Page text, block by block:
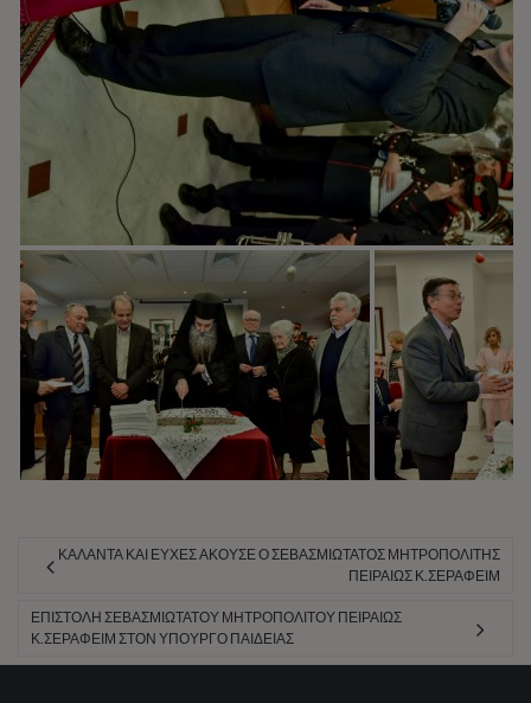
ΚΆΛΑΝΤΑ ΚΑΙ ΕΥΧΈΣ ΆΚΟΥΣΕ Ο ΣΕΒΑΣΜΙΏΤΑΤΟΣ ΜΗΤΡΟΠΟΛΊΤΗΣ
ΠΕΙΡΑΙΏΣ Κ.ΣΕΡΑΦΕΊΜ
ΕΠΙΣΤΟΛΉ ΣΕΒΑΣΜΙΩΤΆΤΟΥ ΜΗΤΡΟΠΟΛΊΤΟΥ ΠΕΙΡΑΙΏΣ
Κ.ΣΕΡΑΦΕΊΜ ΣΤΟΝ ΥΠΟΥΡΓΌ ΠΑΙΔΕΊΑΣ